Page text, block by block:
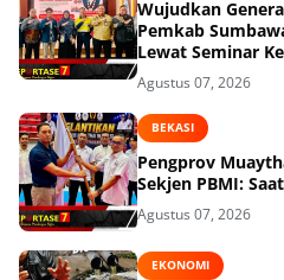
Wujudkan
Pemkab
Lewat Seminar
Agustus 07, 2026
BEKASI
Pengprov
Sekjen PBMI:
Agustus 07, 2026
EKONOMI